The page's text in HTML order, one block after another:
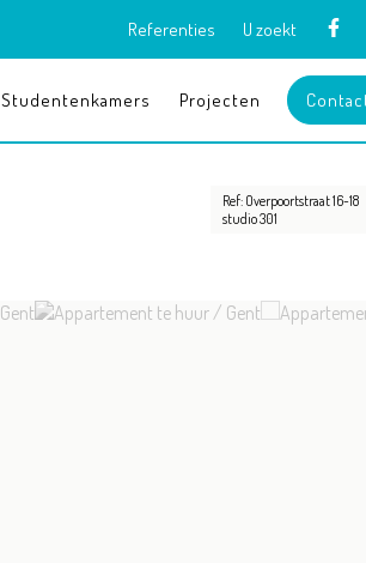
Referenties U zoekt
Studentenkamers Projecten
Ref: Overpoortstraat 16-18
studio 301